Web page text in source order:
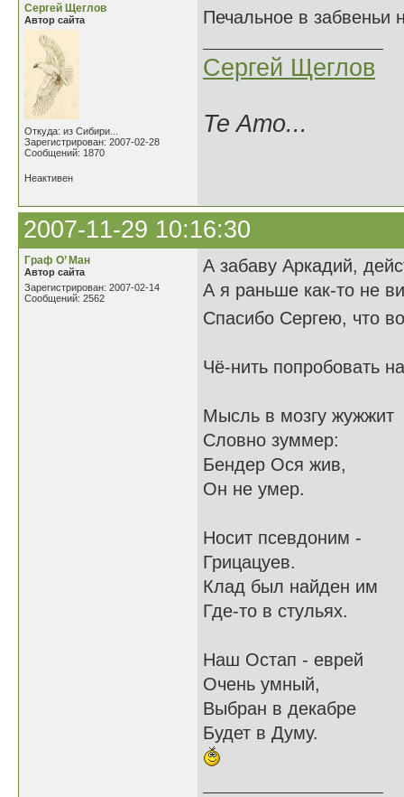
Сергей Щеглов
Автор сайта
Откуда: из Сибири...
Зарегистрирован: 2007-02-28
Сообщений: 1870
Печальное в
Сергей Щеглов
Te Amo...
Неактивен
2007-11-29 10:16:30
Граф О’ Ман
Автор сайта
Зарегистрирован: 2007-02-14
Сообщений: 2562
А забаву Аркадий,
А я раньше как-то не
Спасибо Сергею, что
Чё-нить попробовать
Мысль в мозгу жужжит
Словно зуммер:
Бендер Ося жив,
Он не умер.
Носит псевдоним -
Грицацуев.
Клад был найден им
Где-то в стульях.
Наш Остап - еврей
Очень умный,
Выбран в декабре
Будет в Думу.